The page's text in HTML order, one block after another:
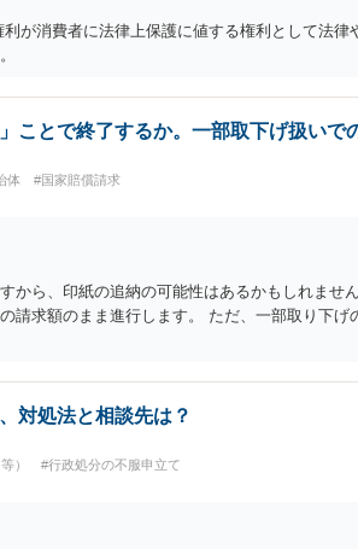
が消費者に法律上保護に値する権利として法
ことで終了するか。一部取下げ扱いで
体 #国家賠償請求
から、印紙の追納の可能性はあるかもしれま
請求額のまま進行します。 ただ、一部取り下
対処法と相談先は？
） #行政処分の不服申立て